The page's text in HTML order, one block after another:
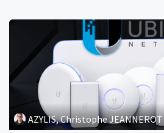
AZYLIS, Christophe JEANNEROT